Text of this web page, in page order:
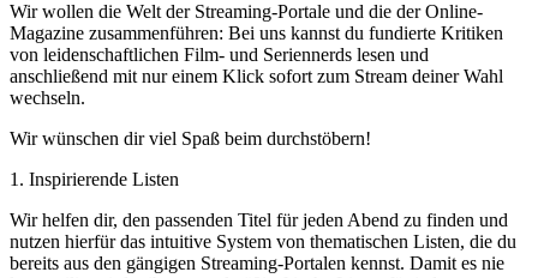
Wir wollen die Welt der Streaming-Portale und die der Online-
Magazine zusammenführen: Bei uns kannst du fundierte Kritiken
von leidenschaftlichen Film- und Seriennerds lesen und
anschließend mit nur einem Klick sofort zum Stream deiner Wahl
wechseln.
Wir wünschen dir viel Spaß beim durchstöbern!
1. Inspirierende Listen
Wir helfen dir, den passenden Titel für jeden Abend zu finden und
nutzen hierfür das intuitive System von thematischen Listen, die du
bereits aus den gängigen Streaming-Portalen kennst. Damit es nie